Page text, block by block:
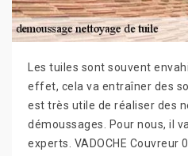
Les tuiles sont souvent
effet, cela va entraîner des
est très utile de réaliser des
démoussages. Pour nous, il
experts. VADOCHE Couvreur